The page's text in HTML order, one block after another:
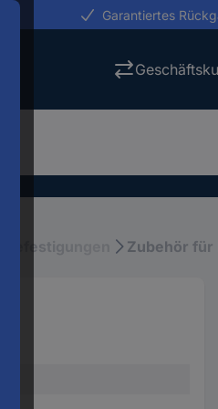
Garantiertes
Zubehör für